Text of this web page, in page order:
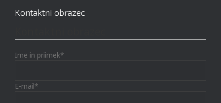
Kontaktni obrazec
Ime in priimek*
E-mail*